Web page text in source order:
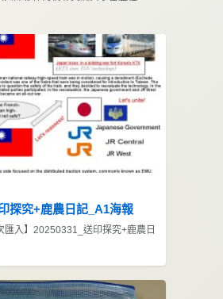
探究+鹿農日記_A1海報
匯入】20250331_送印探究+鹿農日